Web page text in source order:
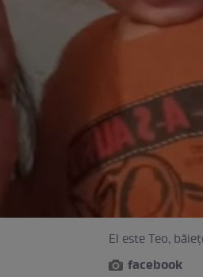
El este Teo,
facebook